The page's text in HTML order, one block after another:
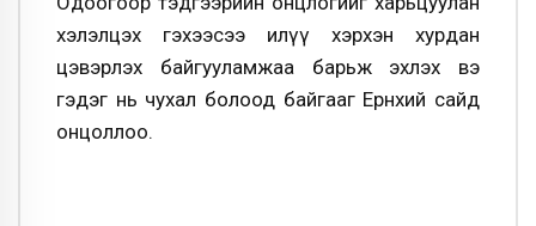
хэлэлцэх гэхээсээ илүү хэрхэн хурдан
цэвэрлэх байгууламжаа барьж эхлэх вэ
гэдэг нь чухал болоод байгааг Ерөнхий сайд
онцоллоо.